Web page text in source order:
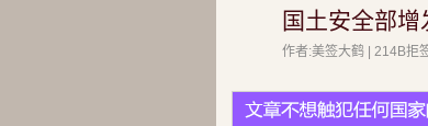
国土安全部
作者:美签大鹤 | 214B拒